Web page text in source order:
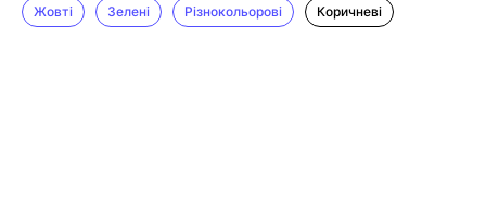
Жовті Зелені Різнокольорові Коричневі